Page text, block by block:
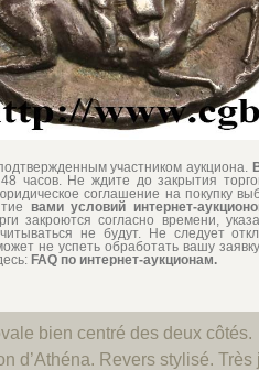
участником аукциона.
часов. Не ждите до закрытия
соглашение на покупку
вами условий интернет-
закроются согласно времени,
не будут. Не следует
не успеть обработать вашу
FAQ по интернет-аукционам.
bien centré des deux côtés.
d’Athéna. Revers stylisé. Très